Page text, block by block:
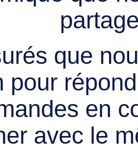
que
pour
en
avec le